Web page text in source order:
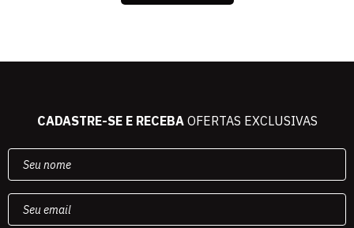
CADASTRE-SE E RECEBAOFERTAS EXCLUSIVAS